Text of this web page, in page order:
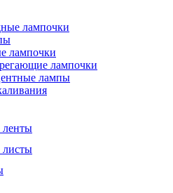
лампочки
лампочки
лампочки
лампы
ленты
листы